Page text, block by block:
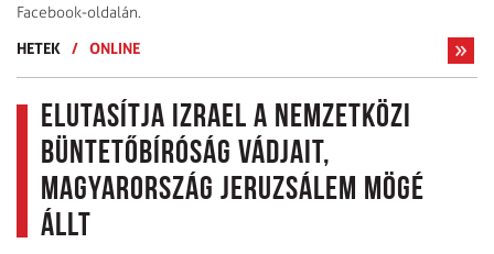
Facebook-oldalán.
HETEK
/ ONLINE
Elutasítja Izrael a Nemzetközi
Büntetőbíróság vádjait,
Magyarország Jeruzsálem mögé
állt